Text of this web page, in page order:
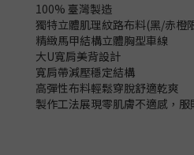
100% 臺灣製造
獨特立體肌理紋路布料(黑/赤橙
精緻馬甲結構立體胸型車線
大U寬肩美背設計
寬肩帶減壓穩定結構
高彈性布料輕鬆穿脫舒適乾爽
製作工法展現零肌膚不適感，服